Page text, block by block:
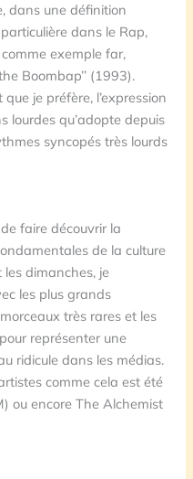
dans une définition
dans le Rap,
exemple far,
Boombap’’ (1993).
je préfère, l’expression
lourdes qu’adopte depuis
syncopés très lourds
faire découvrir la
de la culture
dimanches, je
les plus grands
très rares et les
représenter une
ridicule dans les médias.
comme cela est été
ou encore The Alchemist